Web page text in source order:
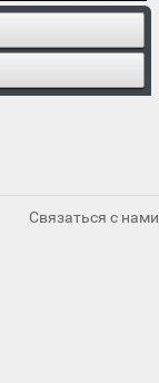
Связаться с нами